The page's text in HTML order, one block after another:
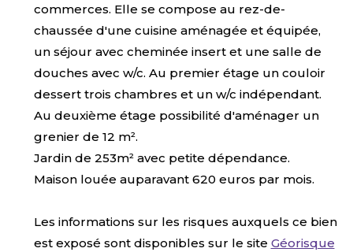
commerces. Elle se compose au rez-de-
chaussée d'une cuisine aménagée et équipée,
un séjour avec cheminée insert et une salle de
douches avec w/c. Au premier étage un couloir
dessert trois chambres et un w/c indépendant.
Au deuxième étage possibilité d'aménager un
grenier de 12 m².
Jardin de 253m² avec petite dépendance.
Maison louée auparavant 620 euros par mois.
Les informations sur les risques auxquels ce bien
est exposé sont disponibles sur le site Géorisque